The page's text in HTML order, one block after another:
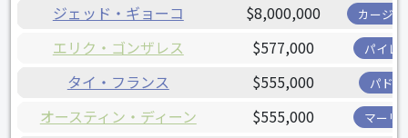
ジェッド・ギョーコ $8,000,000 カージ
エリク・ゴンザレス $577,000 パイレ
タイ・フランス $555,000 パド
オースティン・ディーン $555,000 マーリ